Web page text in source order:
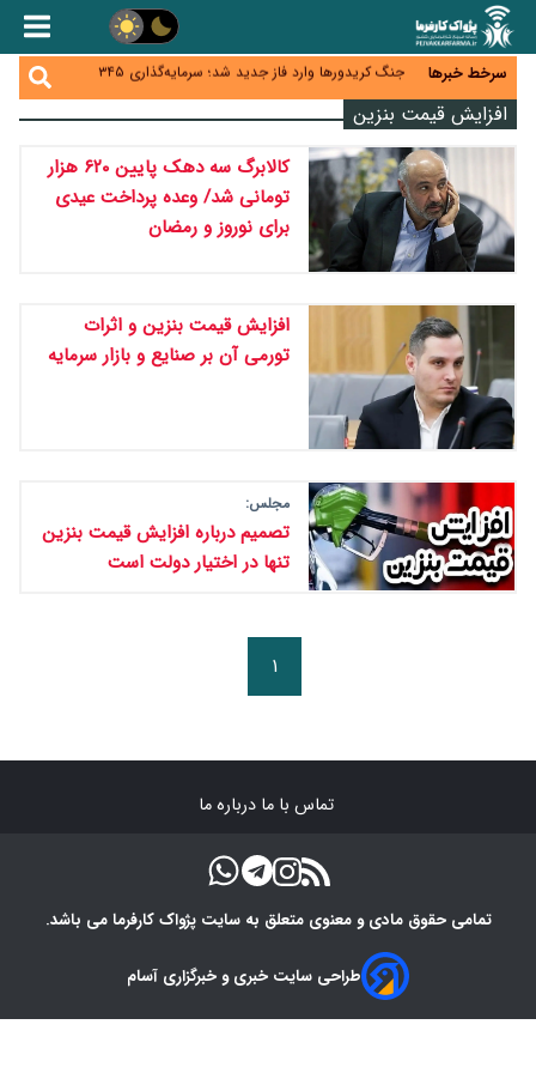
سرخط خبرها
زائران اربعین نگران ارز باقی‌مانده نباشند؛ خرید دینار در
بانک‌ها و صرافی‌ها
جنگ کریدورها وارد فاز جدید شد؛ سرمایه‌گذاری ۳۴۵
پارادوکس اینترنت در ایران؛ مصرف‌کننده بیشتر می‌پردازد،
شبکه کمتر توسعه می‌یابد
تأمین سرمایه در گردش بدون خلق نقدینگی؛ نقش
جدید سیاست‌های مالیاتی در حمایت از تولید
معمای تأمین ۸۰ همت معوقات بازنشستگان؛ بانک رفاه
وارد میدان شد
افزایش قیمت بنزین
کالابرگ سه دهک پایین ۶۲۰ هزار
تومانی شد/ وعده پرداخت عیدی
برای نوروز و رمضان
افزایش قیمت بنزین و اثرات
تورمی آن بر صنایع و بازار سرمایه
مجلس:
تصمیم درباره افزایش قیمت بنزین
تنها در اختیار دولت است
۱
تماس با ما درباره ما
تمامی حقوق مادی و معنوی متعلق به سایت پژواک کارفرما می باشد.
طراحی سایت خبری و خبرگزاری آسام